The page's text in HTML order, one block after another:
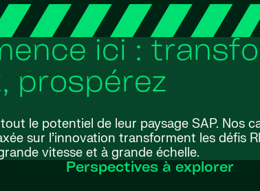
ici :
prospérez
le potentiel de leur paysage SAP. Nos
sur l’innovation transforment les défis
vitesse et à grande échelle.
Perspectives à explorer